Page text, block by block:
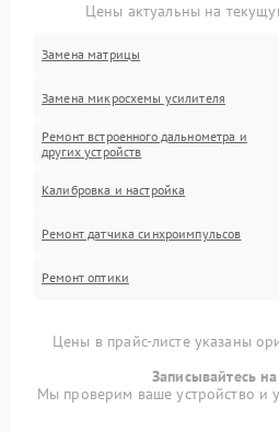
Цены актуальны на
Замена матрицы
Замена микросхемы усилителя
Ремонт встроенного дальнометра и
других устройств
Калибровка и настройка
Ремонт датчика синхроимпульсов
Ремонт оптики
Цены в прайс-листе указаны
Записывайтесь
Мы проверим ваше устройство и